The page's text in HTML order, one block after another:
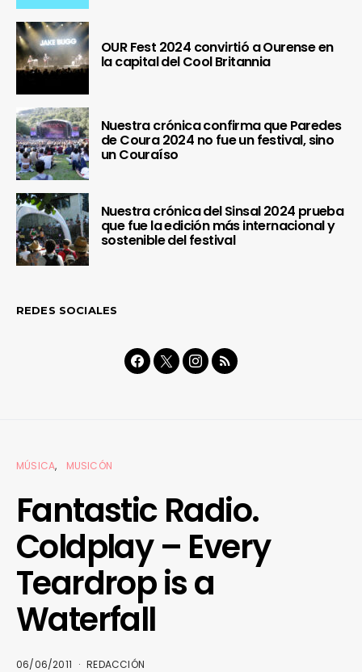
OUR Fest 2024 convirtió a Ourense en
la capital del Cool Britannia
Nuestra crónica confirma que Paredes
de Coura 2024 no fue un festival, sino
un Couraíso
Nuestra crónica del Sinsal 2024 prueba
que fue la edición más internacional y
sostenible del festival
REDES SOCIALES
MÚSICA MUSICÓN
Fantastic Radio.
Coldplay – Every
Teardrop is a
Waterfall
06/06/2011 REDACCIÓN